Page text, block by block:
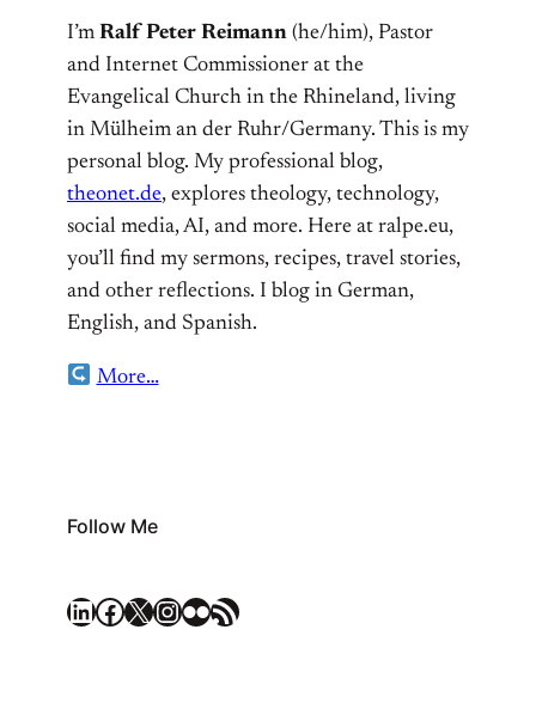
I’m Ralf Peter Reimann (he/him), Pastor
and Internet Commissioner at the
Evangelical Church in the Rhineland, living
in Mülheim an der Ruhr/Germany. This is my
personal blog. My professional blog,
theonet.de, explores theology, technology,
social media, AI, and more. Here at ralpe.eu,
you’ll find my sermons, recipes, travel stories,
and other reflections. I blog in German,
English, and Spanish.
More…
Follow Me
LinkedIn Facebook X Instagram Flickr RSS Feed